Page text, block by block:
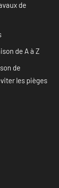
de
de A à Z
de
les pièges